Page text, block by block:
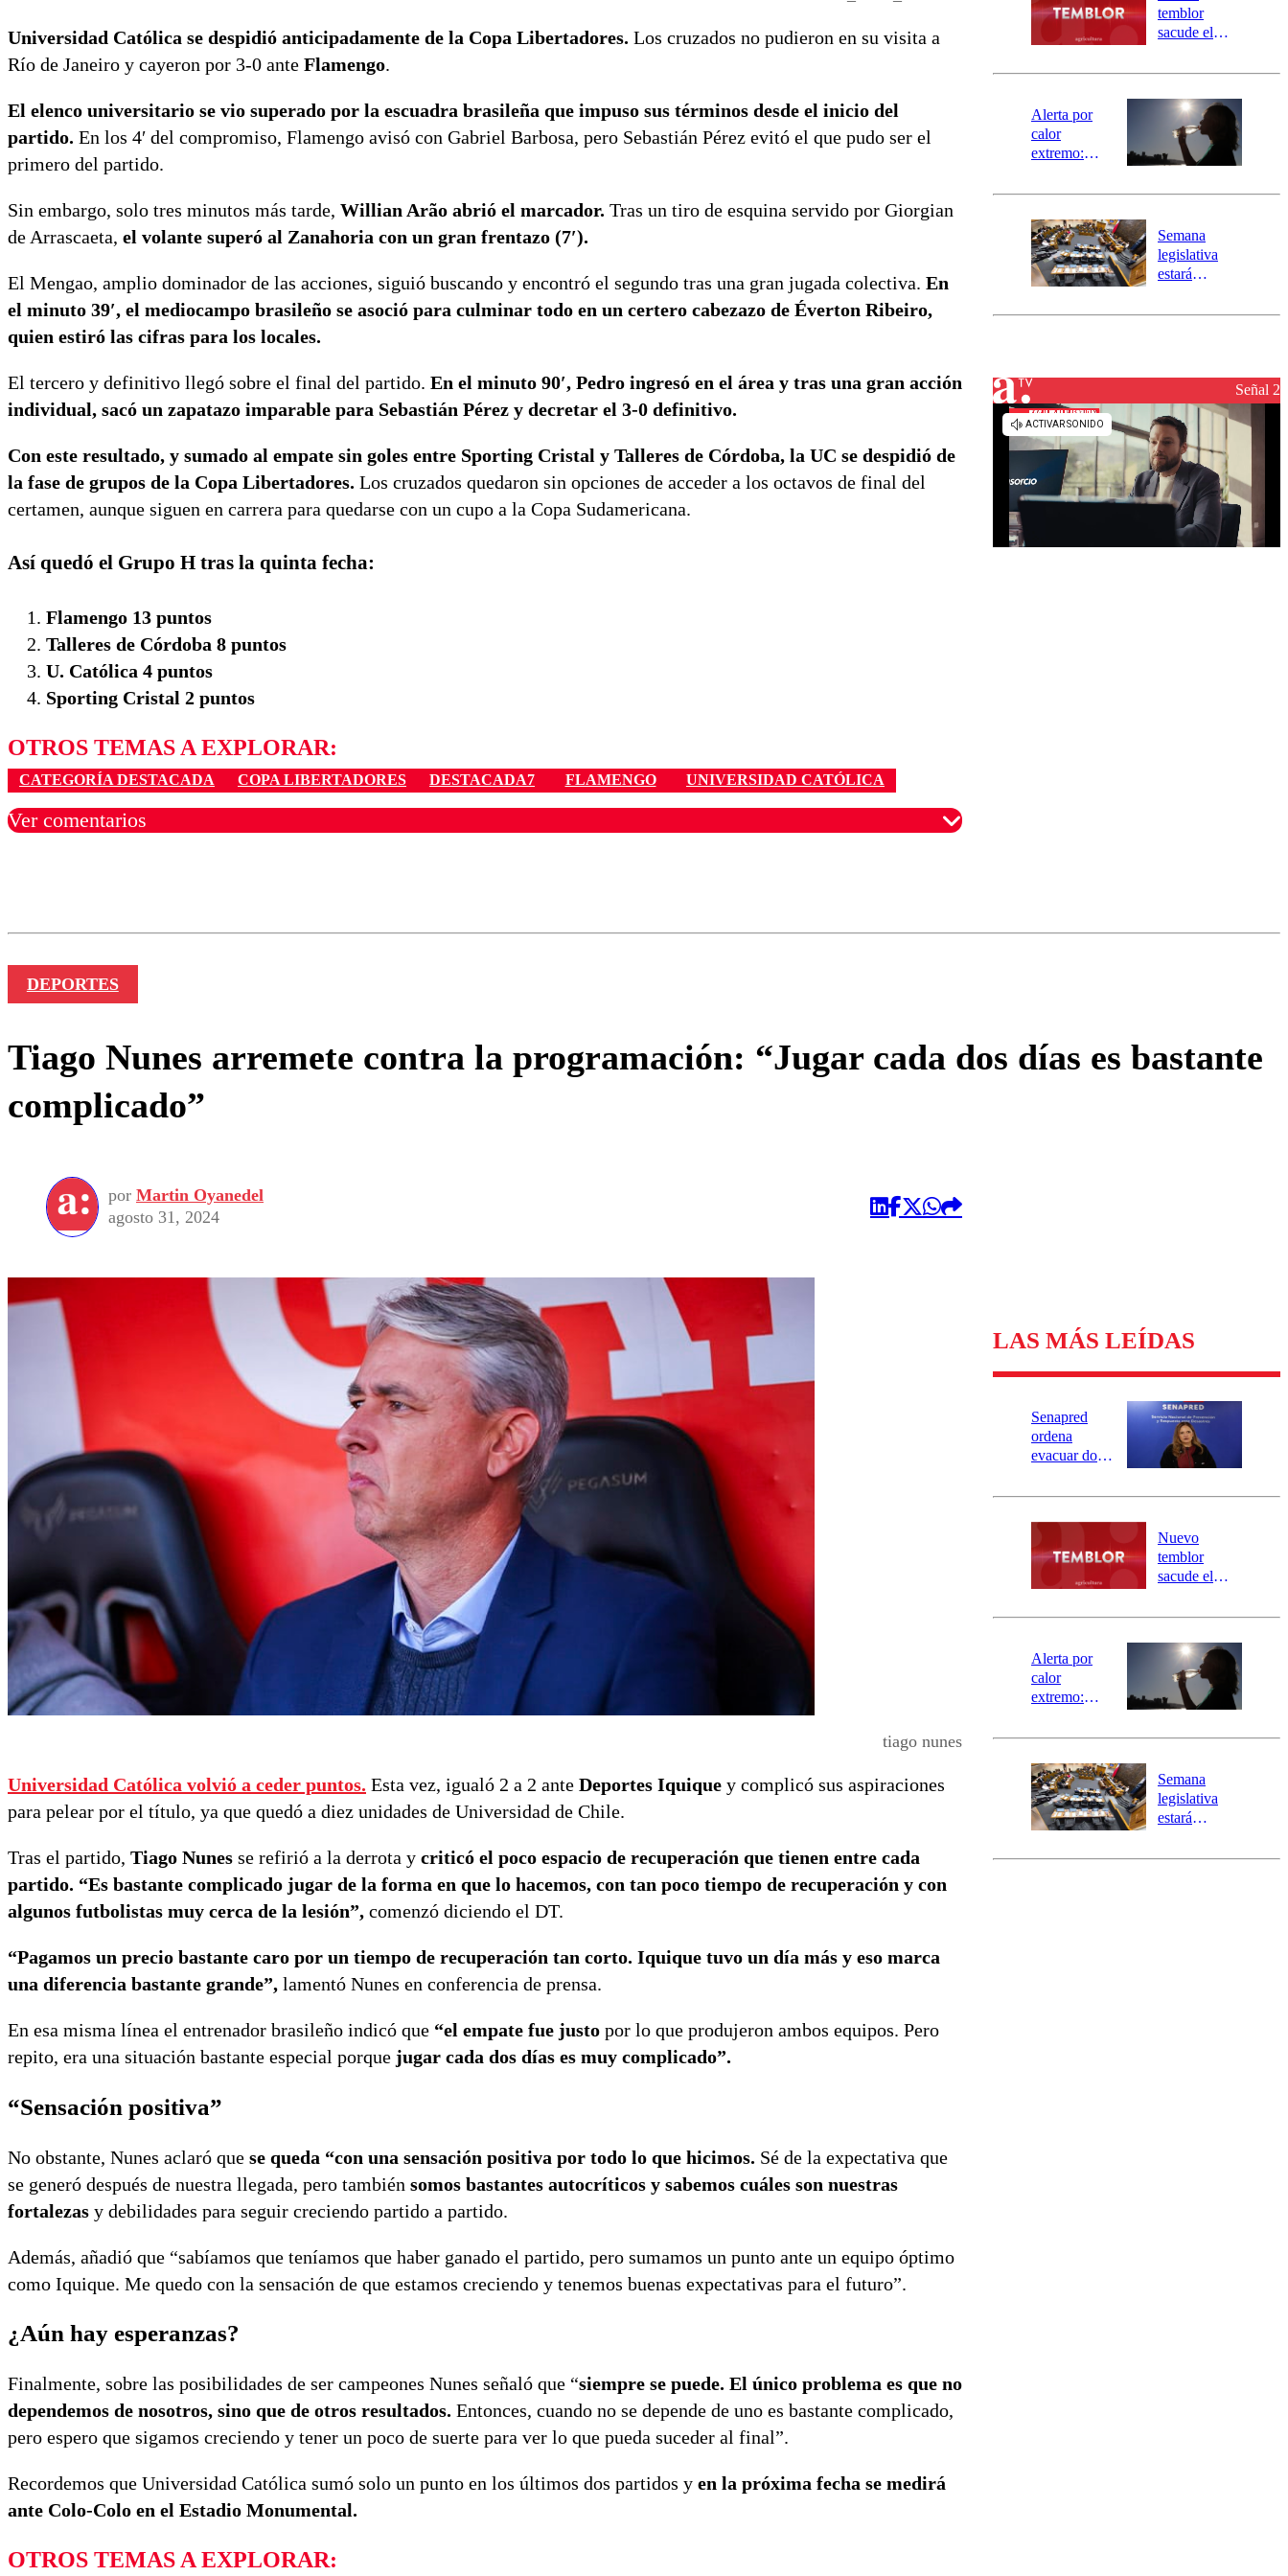
Universidad Católica se despidió anticipadamente de la Copa Libertadores. Los cruzados no pudieron en su visita a
Río de Janeiro y cayeron por 3-0 ante Flamengo.
El elenco universitario se vio superado por la escuadra brasileña que impuso sus términos desde el inicio del
partido. En los 4′ del compromiso, Flamengo avisó con Gabriel Barbosa, pero Sebastián Pérez evitó el que pudo ser el
primero del partido.
Sin embargo, solo tres minutos más tarde, Willian Arão abrió el marcador. Tras un tiro de esquina servido por Giorgian
de Arrascaeta, el volante superó al Zanahoria con un gran frentazo (7′).
El Mengao, amplio dominador de las acciones, siguió buscando y encontró el segundo tras una gran jugada colectiva. En
el minuto 39′, el mediocampo brasileño se asoció para culminar todo en un certero cabezazo de Éverton Ribeiro,
quien estiró las cifras para los locales.
El tercero y definitivo llegó sobre el final del partido. En el minuto 90′, Pedro ingresó en el área y tras una gran acción
individual, sacó un zapatazo imparable para Sebastián Pérez y decretar el 3-0 definitivo.
Con este resultado, y sumado al empate sin goles entre Sporting Cristal y Talleres de Córdoba, la UC se despidió de
la fase de grupos de la Copa Libertadores. Los cruzados quedaron sin opciones de acceder a los octavos de final del
certamen, aunque siguen en carrera para quedarse con un cupo a la Copa Sudamericana.
Así quedó el Grupo H tras la quinta fecha:
Flamengo 13 puntos
Talleres de Córdoba 8 puntos
U. Católica 4 puntos
Sporting Cristal 2 puntos
OTROS TEMAS A EXPLORAR:
CATEGORÍA DESTACADA COPA LIBERTADORES DESTACADA7 FLAMENGO UNIVERSIDAD CATÓLICA
Ver comentarios
activa
mensajería
SAE
temblor
sacude el
revisa la
epicentro
Alerta por
calor
extremo:
activa Alerta
Preventiva en
tres comunas
Semana
legislativa
estará
el fin de la
reconstrucciónSeñal 2
DEPORTES
Tiago Nunes arremete contra la programación: “Jugar cada dos días es bastante
complicado”
por Martin Oyanedel
agosto 31, 2024
tiago nunes
Universidad Católica volvió a ceder puntos. Esta vez, igualó 2 a 2 ante Deportes Iquique y complicó sus aspiraciones
para pelear por el título, ya que quedó a diez unidades de Universidad de Chile.
Tras el partido, Tiago Nunes se refirió a la derrota y criticó el poco espacio de recuperación que tienen entre cada
partido. “Es bastante complicado jugar de la forma en que lo hacemos, con tan poco tiempo de recuperación y con
algunos futbolistas muy cerca de la lesión”, comenzó diciendo el DT.
“Pagamos un precio bastante caro por un tiempo de recuperación tan corto. Iquique tuvo un día más y eso marca
una diferencia bastante grande”, lamentó Nunes en conferencia de prensa.
En esa misma línea el entrenador brasileño indicó que “el empate fue justo por lo que produjeron ambos equipos. Pero
repito, era una situación bastante especial porque jugar cada dos días es muy complicado”.
“Sensación positiva”
No obstante, Nunes aclaró que se queda “con una sensación positiva por todo lo que hicimos. Sé de la expectativa que
se generó después de nuestra llegada, pero también somos bastantes autocríticos y sabemos cuáles son nuestras
fortalezas y debilidades para seguir creciendo partido a partido.
Además, añadió que “sabíamos que teníamos que haber ganado el partido, pero sumamos un punto ante un equipo óptimo
como Iquique. Me quedo con la sensación de que estamos creciendo y tenemos buenas expectativas para el futuro”.
¿Aún hay esperanzas?
Finalmente, sobre las posibilidades de ser campeones Nunes señaló que “siempre se puede. El único problema es que no
dependemos de nosotros, sino que de otros resultados. Entonces, cuando no se depende de uno es bastante complicado,
pero espero que sigamos creciendo y tener un poco de suerte para ver lo que pueda suceder al final”.
Recordemos que Universidad Católica sumó solo un punto en los últimos dos partidos y en la próxima fecha se medirá
ante Colo-Colo en el Estadio Monumental.
OTROS TEMAS A EXPLORAR:
LAS MÁS LEÍDAS
Senapred
ordena
evacuar dos
Carahue por
río Damas:
activa
mensajería
SAE
Nuevo
temblor
sacude el
revisa la
epicentro
Alerta por
calor
extremo:
activa Alerta
Preventiva en
tres comunas
Semana
legislativa
estará
el fin de la